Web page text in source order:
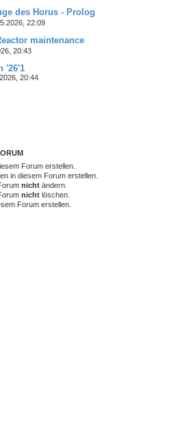
des Horus - Prolog
22:09
maintenance
20:43
'26'1
20:44
Forum erstellen.
in diesem Forum erstellen.
nicht ändern.
nicht löschen.
Forum erstellen.